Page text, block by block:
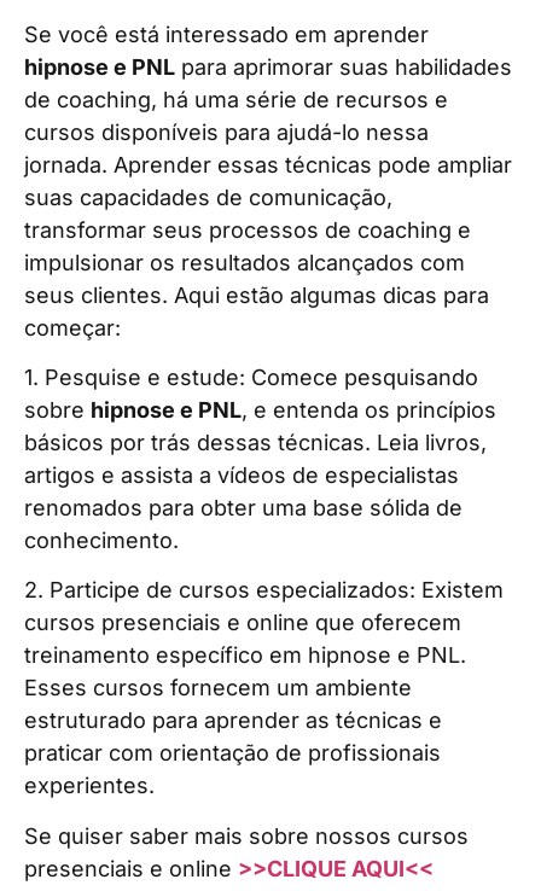
Se você está interessado em aprender
hipnose e PNL para aprimorar suas habilidades
de coaching, há uma série de recursos e
cursos disponíveis para ajudá-lo nessa
jornada. Aprender essas técnicas pode ampliar
suas capacidades de comunicação,
transformar seus processos de coaching e
impulsionar os resultados alcançados com
seus clientes. Aqui estão algumas dicas para
começar:
1. Pesquise e estude: Comece pesquisando
sobre hipnose e PNL, e entenda os princípios
básicos por trás dessas técnicas. Leia livros,
artigos e assista a vídeos de especialistas
renomados para obter uma base sólida de
conhecimento.
2. Participe de cursos especializados: Existem
cursos presenciais e online que oferecem
treinamento específico em hipnose e PNL.
Esses cursos fornecem um ambiente
estruturado para aprender as técnicas e
praticar com orientação de profissionais
experientes.
Se quiser saber mais sobre nossos cursos
presenciais e online >>CLIQUE AQUI<<